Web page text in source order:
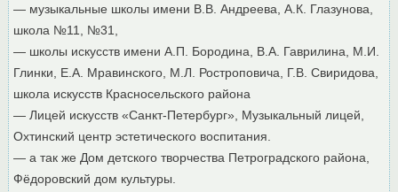
— музыкальные школы имени В.В. Андреева, А.К. Глазунова,
школа №11, №31,
— школы искусств имени А.П. Бородина, В.А. Гаврилина, М.И.
Глинки, Е.А. Мравинского, М.Л. Ростроповича, Г.В. Свиридова,
школа искусств Красносельского района
— Лицей искусств «Санкт-Петербург», Музыкальный лицей,
Охтинский центр эстетического воспитания.
— а так же Дом детского творчества Петроградского района,
Фёдоровский дом культуры.